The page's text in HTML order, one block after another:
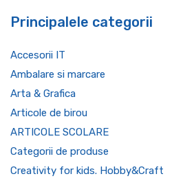
Principalele categorii
Accesorii IT
Ambalare si marcare
Arta & Grafica
Articole de birou
ARTICOLE SCOLARE
Categorii de produse
Creativity for kids. Hobby&Craft